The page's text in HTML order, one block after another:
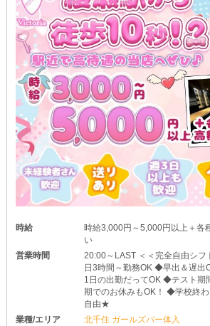
時給
時給3,000円～5,000円以上＋
い
営業時間
20:00～LAST ＜＜完全自由シ
日3時間～勤務OK ◆早出＆遅
1日の出勤だってOK ◆テスト期
期でのお休みもOK！ ◆学校終
自由★
業種/エリア
北千住 ガールズバー体入